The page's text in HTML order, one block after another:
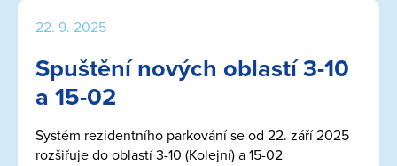
22. 9. 2025
Spuštění nových oblastí 3-10
a 15-02
Systém rezidentního parkování se od 22. září 2025
rozšiřuje do oblastí 3-10 (Kolejní) a 15-02